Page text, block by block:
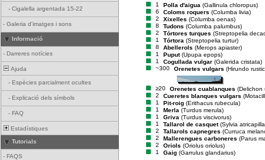
- Cigalella argentada 15-22
- Galeria d'imatges i sons
Informació
- Darreres notícies
Ajuda
- Espècies parcialment ocultes
- Explicació dels símbols
- FAQ
Estadístiques
Tutorials
- FAQS
1
Polla d'aigua (Gallinula chloropus)
6
Coloms roquers (Columba livia)
2
Xixelles (Columba oenas)
8
Tudons (Columba palumbus)
2
Tórtores turques (Streptopelia
1
Tórtora (Streptopelia turtur)
8
Abellerols (Merops apiaster)
1
Puput (Upupa epops)
1
Cogullada vulgar (Galerida cristata)
~300
Orenetes vulgars (Hirundo
≥20 Orenetes cuablanques (Delichon
2
Cueretes blanques vulgars
1
Pit-roig (Erithacus rubecula)
1
Merla (Turdus merula)
1
Griva (Turdus viscivorus)
1
Tallarol de casquet (Sylvia
2
Tallarols capnegres (Curruca
2
Mallerengues carboneres (Parus
2
Oriols (Oriolus oriolus)
1
Gaig (Garrulus glandarius)